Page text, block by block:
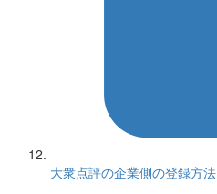
大衆点評の企業側の登録方法